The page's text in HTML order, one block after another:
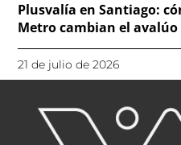
Plusvalía en Santiago:
Metro cambian el
21 de julio de 2026